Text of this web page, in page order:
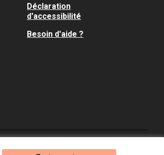
Déclaration
d'accessibilité
Besoin d'aide ?